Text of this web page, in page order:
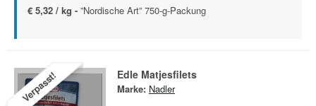
€ 5,32 / kg - ”Nordische Art” 750-g-Packung
Verpasst! Edle Matjesfilets
Marke: Nadler